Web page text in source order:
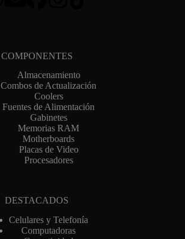
COMPONENTES
Almacenamiento
Combos de Actualización
Coolers
Fuentes de Alimentación
Gabinetes
Memorias RAM
Motherboards
Placas de Video
Procesadores
DESTACADOS
Celulares y Telefonía
Computadoras